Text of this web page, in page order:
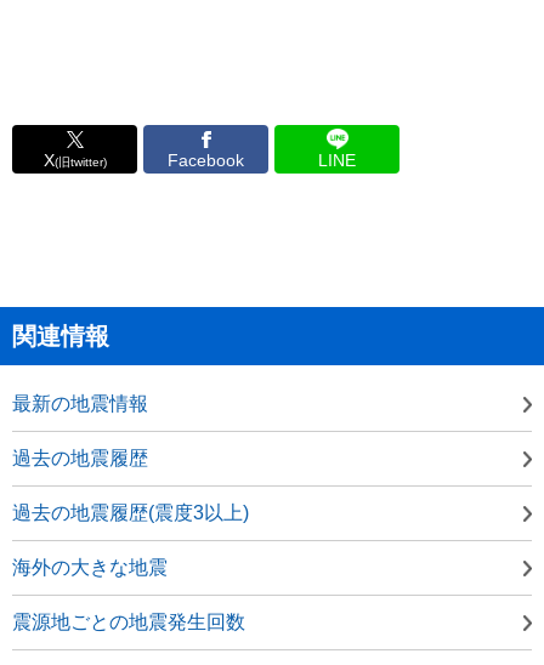
X(旧twitter) Facebook LINE
関連情報
最新の地震情報
過去の地震履歴
過去の地震履歴(震度3以上)
海外の大きな地震
震源地ごとの地震発生回数